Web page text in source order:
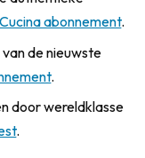
abonnement.
de nieuwste
.
door wereldklasse
.